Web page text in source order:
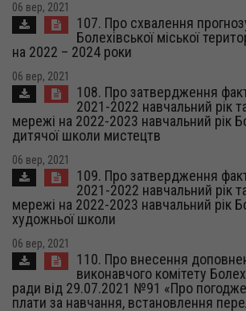
06 вер, 2021
107. Про схвалення
Болехівської міської
на 2022 – 2024 роки
06 вер, 2021
108. Про затвердження
2021-2022 навчальний рік
мережі на 2022-2023 навчальний рік
дитячої школи мистецтв
06 вер, 2021
109. Про затвердження
2021-2022 навчальний рік
мережі на 2022-2023 навчальний рік
художньої школи
06 вер, 2021
110. Про внесення
виконавчого комітету
ради від 29.07.2021 №91 «Про
плати за навчання, встановлення